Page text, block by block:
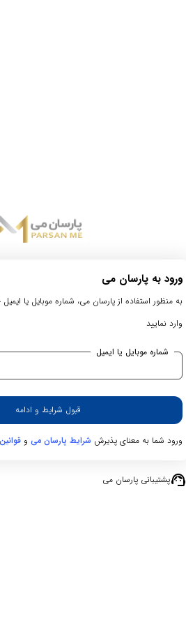
ورود به پارسان می
به منظور استفاده از پارسان می، شماره موبایل یا
وارد نمایید
شماره موبایل یا ایمیل
قبول شرایط و ادامه
ورود شما به معنای پذیرش شرایط پارسان می و
support_agentپشتیبانی پارسان می